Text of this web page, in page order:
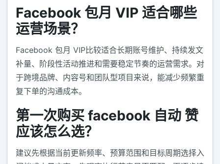
Facebook 包月 VIP 适合哪些
运营场景？
Facebook 包月 VIP比较适合长期账号维护、持续发文
补量、阶段性活动推进和需要稳定节奏的运营需求。对
于跨境品牌、内容号和团队型项目来说，能减少频繁重
复下单的沟通成本。
第一次购买 facebook 自动 赞
应该怎么选？
建议先根据当前更新频率、预算范围和目标周期选择入